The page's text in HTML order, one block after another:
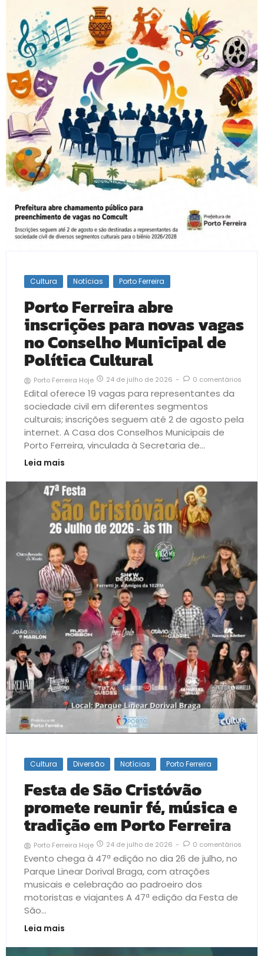
Cultura Notícias Porto Ferreira
Porto Ferreira abre
inscrições para novas vagas
no Conselho Municipal de
Política Cultural
Porto Ferreira Hoje 24 de julho de 2026 - 0 comentários
Edital oferece 19 vagas para representantes da
sociedade civil em diferentes segmentos
culturais; inscrições seguem até 2 de agosto pela
internet. A Casa dos Conselhos Municipais de
Porto Ferreira, vinculada à Secretaria de...
Leia mais
Cultura Diversão Notícias Porto Ferreira
Festa de São Cristóvão
promete reunir fé, música e
tradição em Porto Ferreira
Porto Ferreira Hoje 24 de julho de 2026 - 0 comentários
Evento chega à 47ª edição no dia 26 de julho, no
Parque Linear Dorival Braga, com atrações
musicais e celebração ao padroeiro dos
motoristas e viajantes A 47ª edição da Festa de
São...
Leia mais